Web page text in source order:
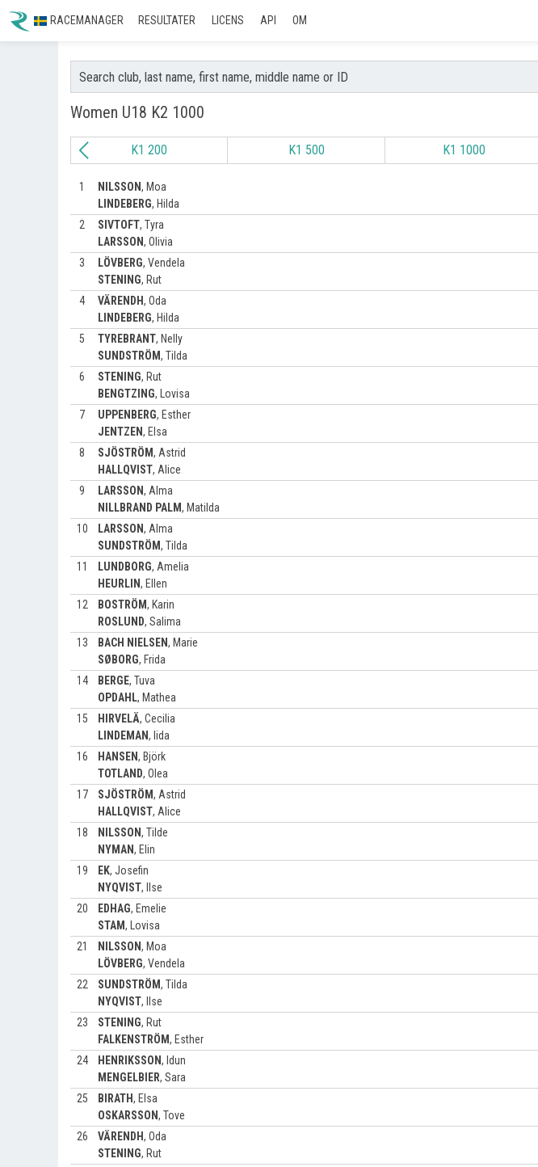
RACEMANAGER RESULTATER LICENS API OM
Women U18 K2 1000
K1 200 K1 500 K1 1000
1 NILSSON, Moa
LINDEBERG, Hilda
2 SIVTOFT, Tyra
LARSSON, Olivia
3 LÖVBERG, Vendela
STENING, Rut
4 VÄRENDH, Oda
LINDEBERG, Hilda
5 TYREBRANT, Nelly
SUNDSTRÖM, Tilda
6 STENING, Rut
BENGTZING, Lovisa
7 UPPENBERG, Esther
JENTZEN, Elsa
8 SJÖSTRÖM, Astrid
HALLQVIST, Alice
9 LARSSON, Alma
NILLBRAND PALM, Matilda
10 LARSSON, Alma
SUNDSTRÖM, Tilda
11 LUNDBORG, Amelia
HEURLIN, Ellen
12 BOSTRÖM, Karin
ROSLUND, Salima
13 BACH NIELSEN, Marie
SØBORG, Frida
14 BERGE, Tuva
OPDAHL, Mathea
15 HIRVELÄ, Cecilia
LINDEMAN, Iida
16 HANSEN, Björk
TOTLAND, Olea
17 SJÖSTRÖM, Astrid
HALLQVIST, Alice
18 NILSSON, Tilde
NYMAN, Elin
19 EK, Josefin
NYQVIST, Ilse
20 EDHAG, Emelie
STAM, Lovisa
21 NILSSON, Moa
LÖVBERG, Vendela
22 SUNDSTRÖM, Tilda
NYQVIST, Ilse
23 STENING, Rut
FALKENSTRÖM, Esther
24 HENRIKSSON, Idun
MENGELBIER, Sara
25 BIRATH, Elsa
OSKARSSON, Tove
26 VÄRENDH, Oda
STENING, Rut